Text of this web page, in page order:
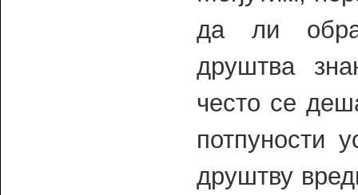
да ли
друштва
често се
потпуности
друштву